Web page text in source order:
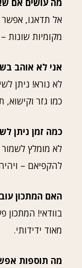
מה עושים אם
אל תדאגו, אפשר
מקומיות שונות
אני לא אוהב
לא נורא! ניתן
כמו גזר וקישוא,
כמה זמן ניתן
להקפיאם –
האם המתכון
בוודאי!
מאוד ידידותי.
מה תוספות